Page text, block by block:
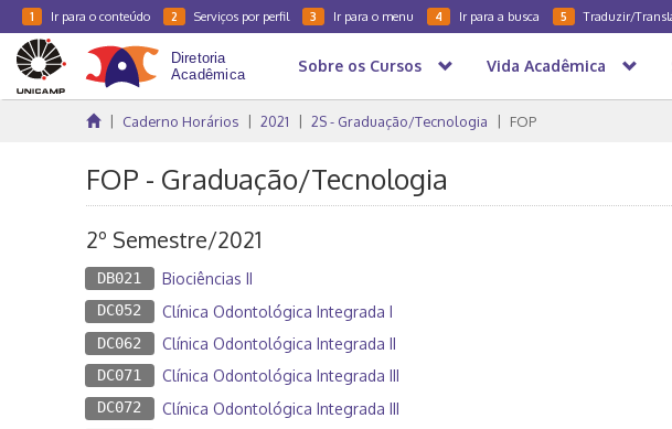
1 Ir para o conteúdo 2 Serviços por perfil 3 Ir para o menu 4 Ir para a busca 5 Traduzir/
Sobre os Cursos Vida Acadêmica
Caderno Horários 2021 2S - Graduação/Tecnologia FOP
FOP - Graduação/Tecnologia
2º Semestre/2021
DB021 Biociências II
DC052 Clínica Odontológica Integrada I
DC062 Clínica Odontológica Integrada II
DC071 Clínica Odontológica Integrada III
DC072 Clínica Odontológica Integrada III